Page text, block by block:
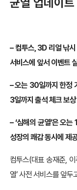
균열 업데이
– 컴투스, 3D 리얼 낚시
서비스에 앞서 이벤트
– 오는 30일까지 한정
3일까지 출석 체크 보
– ‘심해의 균열’은 오
성장의 쾌감 동시에 제
컴투스(대표 송재준,
열’ 사전 서비스를 앞